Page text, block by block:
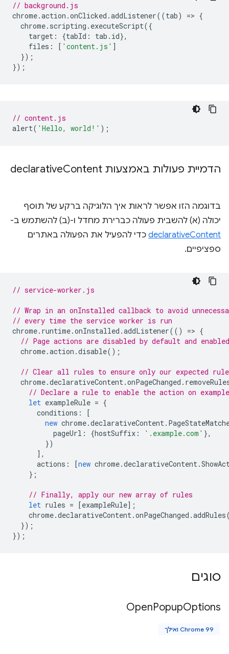
// background.js
chrome.action .onClicked .addListener((tab) => {
chrome. scripting . executeScript({
target : {tabId : tab . id},
files : [ 'content.js' ]
});
});
// content.js
alert( 'Hello, world!' );
הדמיית פעולות באמצעות declarative Content
בדוגמה הזו אפשר לראות איך הלוגיקה ברקע של תוסף
יכולה (א) להשבית פעולה כברירת מחדל ו-(ב) להשתמש ב-
declarativeContent כדי להפעיל את הפעולה באתרים
ספציפיים.
// service-worker.js
// Wrap in an onInstalled callback to avoid
// every time the service worker is run
chrome. runtime.onInstalled .addListener(() => {
// Page actions are disabled by default and
chrome.action .disable();
// Clear all rules to ensure only our expected
chrome.declarativeContent.onPageChanged .
// Declare a rule to enable the action on
let exampleRule = {
conditions :
[
new chrome.declarativeContent.
pageUrl : {hostSuffix : '.example.com' },
})
],
actions : [new chrome.declarativeContent.
};
// Finally, apply our new array of rules
let rules = [exampleRule];
chrome.declarativeContent.onPageChanged .addRules
});
});
סוגים
OpenPopupOptions
Chrome 99 ואילך